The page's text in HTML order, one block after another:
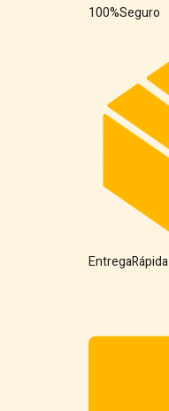
100%Seguro
EntregaRápida